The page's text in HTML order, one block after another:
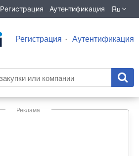
Регистрация Аутентификация Ru
Регистрация Аутентификация
Реклама